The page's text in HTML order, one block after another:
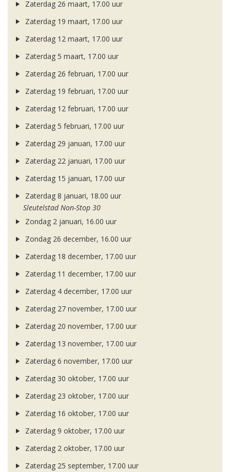
Zaterdag 26 maart, 17.00 uur
Zaterdag 19 maart, 17.00 uur
Zaterdag 12 maart, 17.00 uur
Zaterdag 5 maart, 17.00 uur
Zaterdag 26 februari, 17.00 uur
Zaterdag 19 februari, 17.00 uur
Zaterdag 12 februari, 17.00 uur
Zaterdag 5 februari, 17.00 uur
Zaterdag 29 januari, 17.00 uur
Zaterdag 22 januari, 17.00 uur
Zaterdag 15 januari, 17.00 uur
Zaterdag 8 januari, 18.00 uur
Sleutelstad Non-Stop 30
Zondag 2 januari, 16.00 uur
Zondag 26 december, 16.00 uur
Zaterdag 18 december, 17.00 uur
Zaterdag 11 december, 17.00 uur
Zaterdag 4 december, 17.00 uur
Zaterdag 27 november, 17.00 uur
Zaterdag 20 november, 17.00 uur
Zaterdag 13 november, 17.00 uur
Zaterdag 6 november, 17.00 uur
Zaterdag 30 oktober, 17.00 uur
Zaterdag 23 oktober, 17.00 uur
Zaterdag 16 oktober, 17.00 uur
Zaterdag 9 oktober, 17.00 uur
Zaterdag 2 oktober, 17.00 uur
Zaterdag 25 september, 17.00 uur